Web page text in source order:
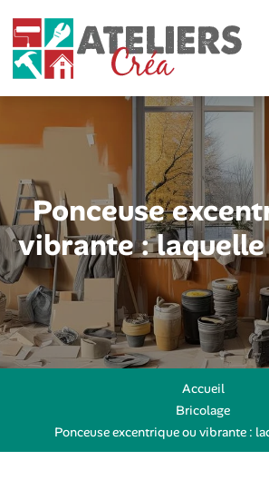
Ponceuse
vibrante :
Accueil
Bricolage
Ponceuse excentrique ou vibrante :